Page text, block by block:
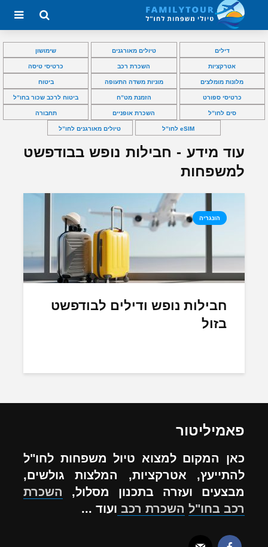
דילים טיולים מאורגנים שימושון
אטרקציות השכרת רכב כרטיסי טיסה
מלונות מומלצים מוניות משדה התעופה ביטוח
כרטיסי ספורט הזמנת מט”ח ביטוח לרכב שכור בחו”ל
סים לחו”ל השכרת אופניים תחבורה
eSIM לחו”ל טיולים מאורגנים לחו”ל
עוד מידע - חבילות נופש בבודפשט
למשפחות
הונגריה
חבילות נופש ודילים לבודפשט
בזול
פאמיליטור
כאן המקום למצוא טיול משפחות לחו"ל
להתייעץ, אטרקציות, המלצות גולשים,
מבצעים ועזרה בתכנון מסלול, השכרת
רכב בחו"ל השכרת רכב ועוד ...